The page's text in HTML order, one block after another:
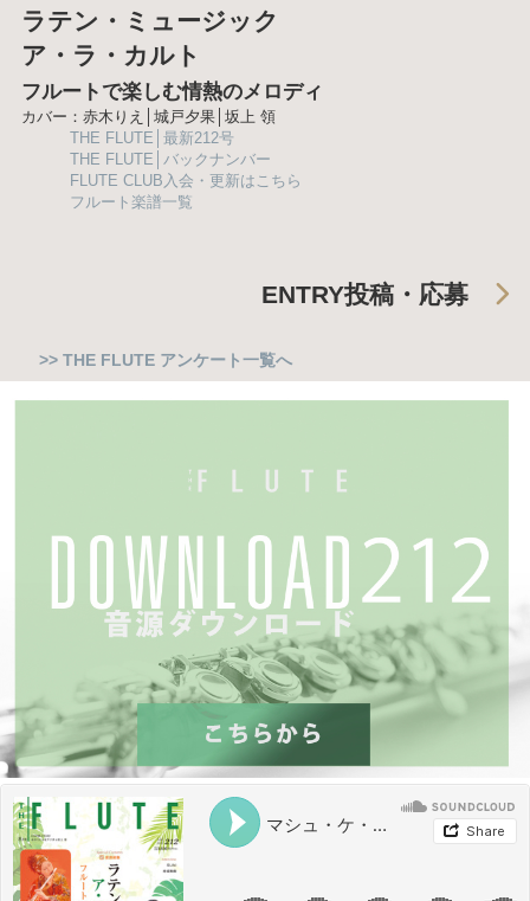
ラテン・ミュージック
ア・ラ・カルト
フルートで楽しむ情熱のメロディ
カバー：赤木りえ│城戸夕果│坂上 領
THE FLUTE│最新212号
THE FLUTE│バックナンバー
FLUTE CLUB入会・更新はこちら
フルート楽譜一覧
ENTRY投稿・応募
>> THE FLUTE アンケート一覧へ